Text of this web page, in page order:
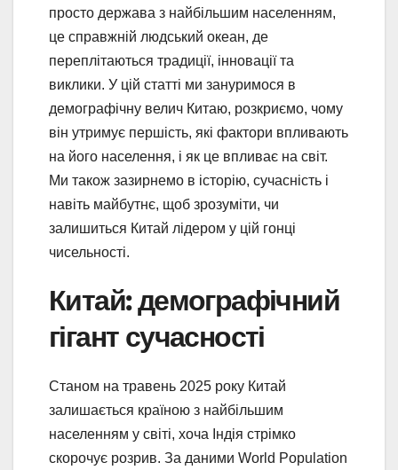
просто держава з найбільшим населенням,
це справжній людський океан, де
переплітаються традиції, інновації та
виклики. У цій статті ми зануримося в
демографічну велич Китаю, розкриємо, чому
він утримує першість, які фактори впливають
на його населення, і як це впливає на світ.
Ми також зазирнемо в історію, сучасність і
навіть майбутнє, щоб зрозуміти, чи
залишиться Китай лідером у цій гонці
чисельності.
Китай: демографічний
гігант сучасності
Станом на травень 2025 року Китай
залишається країною з найбільшим
населенням у світі, хоча Індія стрімко
скорочує розрив. За даними World Population